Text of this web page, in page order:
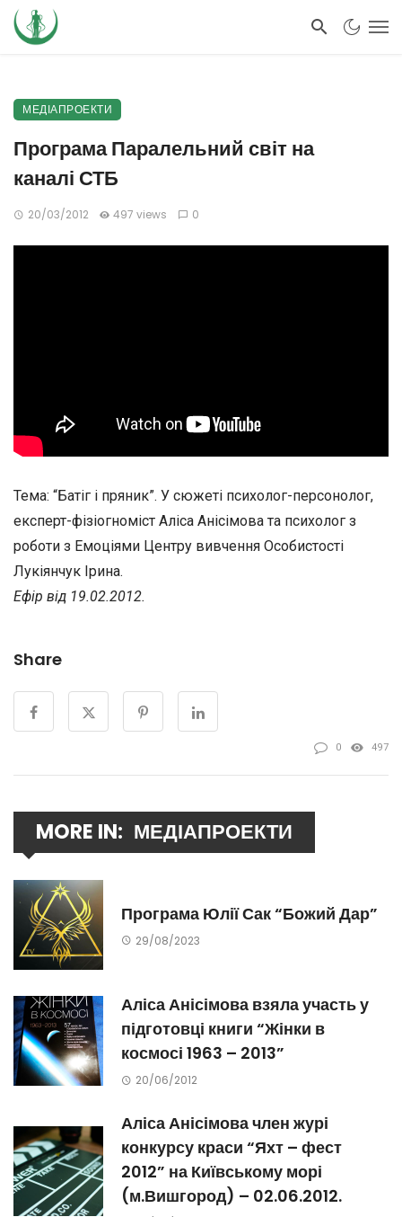
МЕДІАПРОЕКТИ
Програма Паралельний світ на
каналі СТБ
20/03/2012 497 views 0
Тема: “Батіг і пряник”. У сюжеті психолог-персонолог,
експерт-фізіогноміст Аліса Анісімова та психолог з
роботи з Емоціями Центру вивчення Особистості
Лукіянчук Ірина.
Ефір від 19.02.2012.
Share
0 497
MORE IN: МЕДІАПРОЕКТИ
Програма Юлії Сак “Божий Дар”
29/08/2023
Аліса Анісімова взяла участь у
підготовці книги “Жінки в
космосі 1963 – 2013”
20/06/2012
Аліса Анісімова член журі
конкурсу краси “Яхт – фест
2012” на Київському морі
(м.Вишгород) – 02.06.2012.